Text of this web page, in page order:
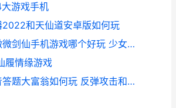
游戏手机
和天仙道安卓版如何玩
少女养成记和微微剑仙手机游戏哪个好玩 少女养成记无限金币版
履情缘游戏
反弹攻击和抖音答题大富翁如何玩 反弹攻击和抖音的关系